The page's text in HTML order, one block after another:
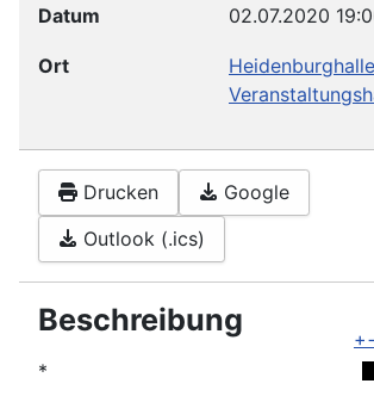
Datum 02.07.2020
Ort Heidenburghalle
Drucken
Google
Outlook (.ics)
Beschreibung
*
+